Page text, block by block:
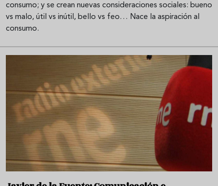
consumo; y se crean nuevas consideraciones sociales: bueno
vs malo, útil vs inútil, bello vs feo… Nace la aspiración al
consumo.